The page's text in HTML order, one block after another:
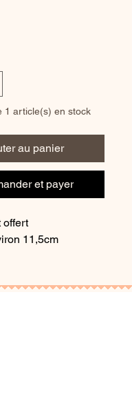
1 article(s) en stock
au panier
et payer
offert
11,5cm